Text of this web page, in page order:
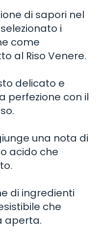
di sapori nel
i
come
al Riso Venere.
delicato e
perfezione con il
una nota di
acido che
di ingredienti
che
aperta.